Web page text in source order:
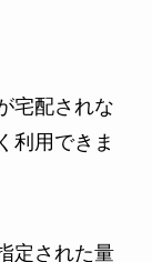
宅配されな
利用できま
定された量